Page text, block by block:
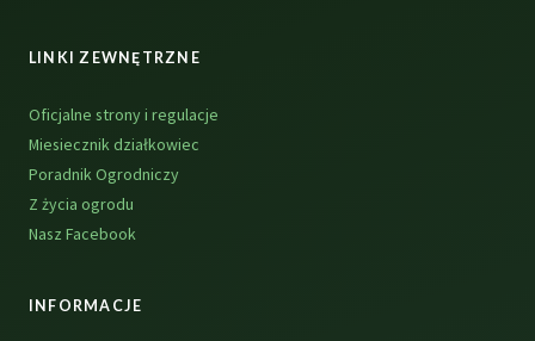
LINKI ZEWNĘTRZNE
Oficjalne strony i regulacje
Miesiecznik działkowiec
Poradnik Ogrodniczy
Z życia ogrodu
Nasz Facebook
INFORMACJE